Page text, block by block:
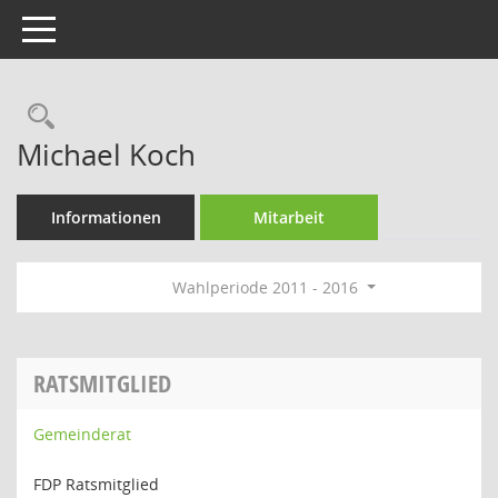
Toggle navigation
Rechercheauswahl
Michael Koch
Informationen Mitarbeit
Wahlperiode 2011 - 2016
RATSMITGLIED
Gemeinderat
FDP Ratsmitglied